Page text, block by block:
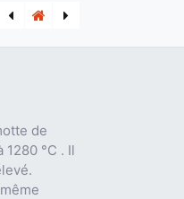
de
°C . Il